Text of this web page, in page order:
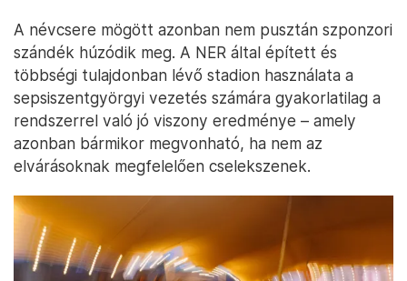
A névcsere mögött azonban nem pusztán szponzori
szándék húzódik meg. A NER által épített és
többségi tulajdonban lévő stadion használata a
sepsiszentgyörgyi vezetés számára gyakorlatilag a
rendszerrel való jó viszony eredménye – amely
azonban bármikor megvonható, ha nem az
elvárásoknak megfelelően cselekszenek.